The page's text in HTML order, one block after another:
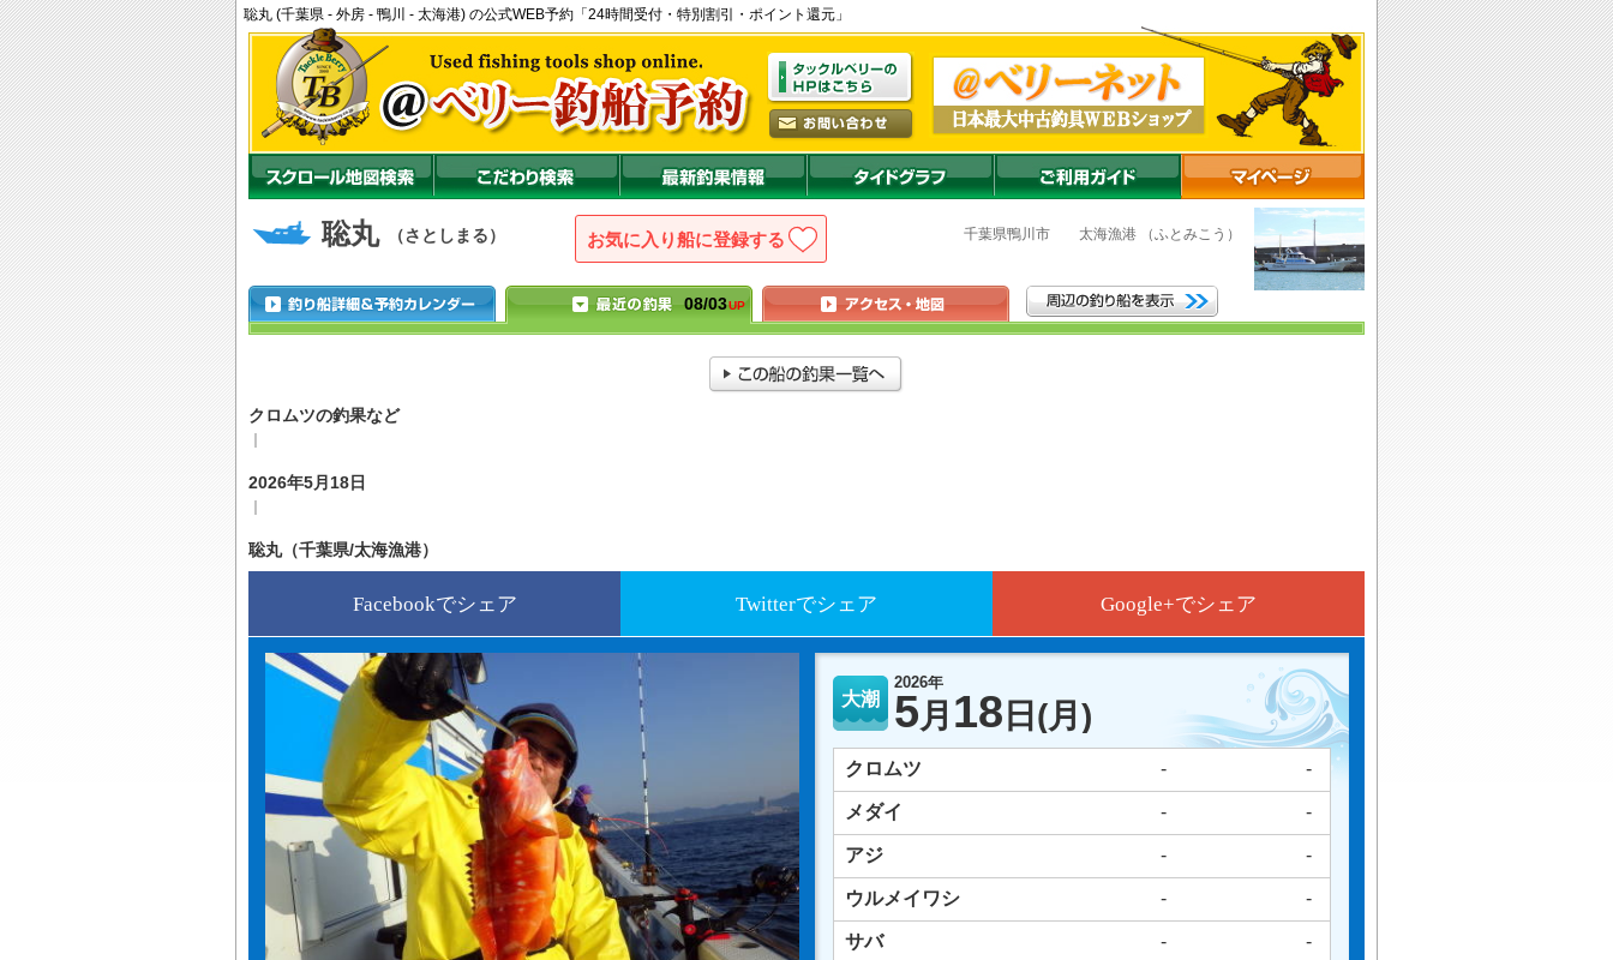
聡丸 (千葉県 - 外房 - 鴨川 - 太海港) の公式WEB予約「24時間受付・特別割引・ポイント還元」
聡丸 （さとしまる） お気に入り船に登録 千葉県鴨川市 太海漁港 （ふとみこう）
08/03UP
クロムツの釣果など
2026年5月18日
聡丸（千葉県/太海漁港）
Facebookでシェア Twitterでシェア Google+でシェア
大潮
2026年
5月 18 日 (月)
クロムツ - -
メダイ - -
アジ - -
ウルメイワシ - -
サバ - -